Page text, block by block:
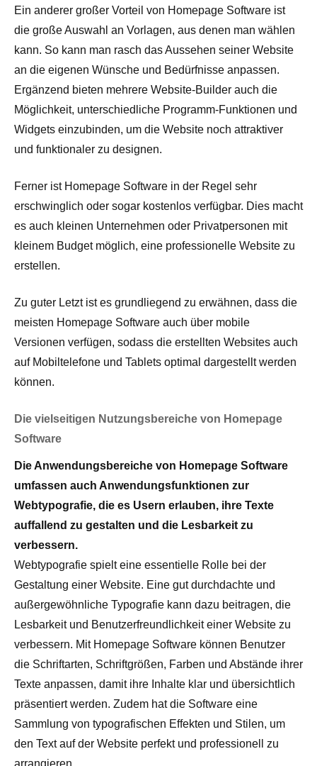
Ein anderer großer Vorteil von Homepage Software ist
die große Auswahl an Vorlagen, aus denen man wählen
kann. So kann man rasch das Aussehen seiner Website
an die eigenen Wünsche und Bedürfnisse anpassen.
Ergänzend bieten mehrere Website-Builder auch die
Möglichkeit, unterschiedliche Programm-Funktionen und
Widgets einzubinden, um die Website noch attraktiver
und funktionaler zu designen.
Ferner ist Homepage Software in der Regel sehr
erschwinglich oder sogar kostenlos verfügbar. Dies macht
es auch kleinen Unternehmen oder Privatpersonen mit
kleinem Budget möglich, eine professionelle Website zu
erstellen.
Zu guter Letzt ist es grundliegend zu erwähnen, dass die
meisten Homepage Software auch über mobile
Versionen verfügen, sodass die erstellten Websites auch
auf Mobiltelefone und Tablets optimal dargestellt werden
können.
Die vielseitigen Nutzungsbereiche von Homepage
Software
Die Anwendungsbereiche von Homepage Software
umfassen auch Anwendungsfunktionen zur
Webtypografie, die es Usern erlauben, ihre Texte
auffallend zu gestalten und die Lesbarkeit zu
verbessern.
Webtypografie spielt eine essentielle Rolle bei der
Gestaltung einer Website. Eine gut durchdachte und
außergewöhnliche Typografie kann dazu beitragen, die
Lesbarkeit und Benutzerfreundlichkeit einer Website zu
verbessern. Mit Homepage Software können Benutzer
die Schriftarten, Schriftgrößen, Farben und Abstände ihrer
Texte anpassen, damit ihre Inhalte klar und übersichtlich
präsentiert werden. Zudem hat die Software eine
Sammlung von typografischen Effekten und Stilen, um
den Text auf der Website perfekt und professionell zu
arrangieren.